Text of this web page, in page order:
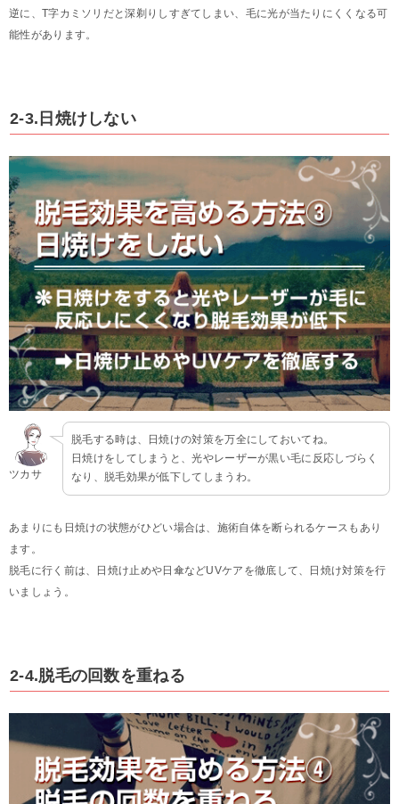
逆に、T字カミソリだと深剃りしすぎてしまい、毛に光が当たりにくくなる可
能性があります。
2-3.日焼けしない
ツカサ
脱毛する時は、日焼けの対策を万全にしておいてね。
日焼けをしてしまうと、光やレーザーが黒い毛に反応しづらく
なり、脱毛効果が低下してしまうわ。
あまりにも日焼けの状態がひどい場合は、施術自体を断られるケースもあり
ます。
脱毛に行く前は、日焼け止めや日傘などUVケアを徹底して、日焼け対策を行
いましょう。
2-4.脱毛の回数を重ねる